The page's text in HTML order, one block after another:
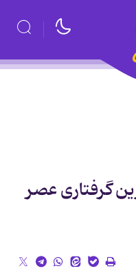
گرفتاری عصر